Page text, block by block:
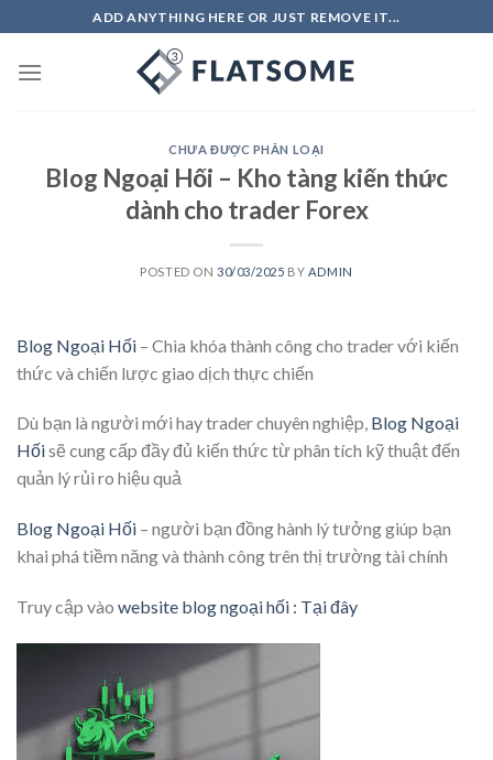
to
content
ADD ANYTHING HERE OR JUST REMOVE IT...
CHƯA ĐƯỢC PHÂN LOẠI
Blog Ngoại Hối – Kho tàng kiến thức
dành cho trader Forex
POSTED ON 30/03/2025 BY ADMIN
Blog Ngoại Hối – Chìa khóa thành công cho trader với kiến
thức và chiến lược giao dịch thực chiến
Dù bạn là người mới hay trader chuyên nghiệp, Blog Ngoại
Hốisẽ cung cấp đầy đủ kiến thức từ phân tích kỹ thuật đến
quản lý rủi ro hiệu quả
Blog Ngoại Hối – người bạn đồng hành lý tưởng giúp bạn
khai phá tiềm năng và thành công trên thị trường tài chính
Truy cập vào website blog ngoại hối : Tại đây